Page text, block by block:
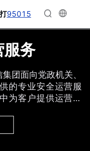
95015
服务
团面向党政机关、
的专业安全运营服
为客户提供运营服
基于态势感知平台
威胁来源和组织，